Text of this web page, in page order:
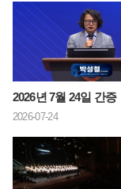
2026년 7월 24일 간증
2026-07-24